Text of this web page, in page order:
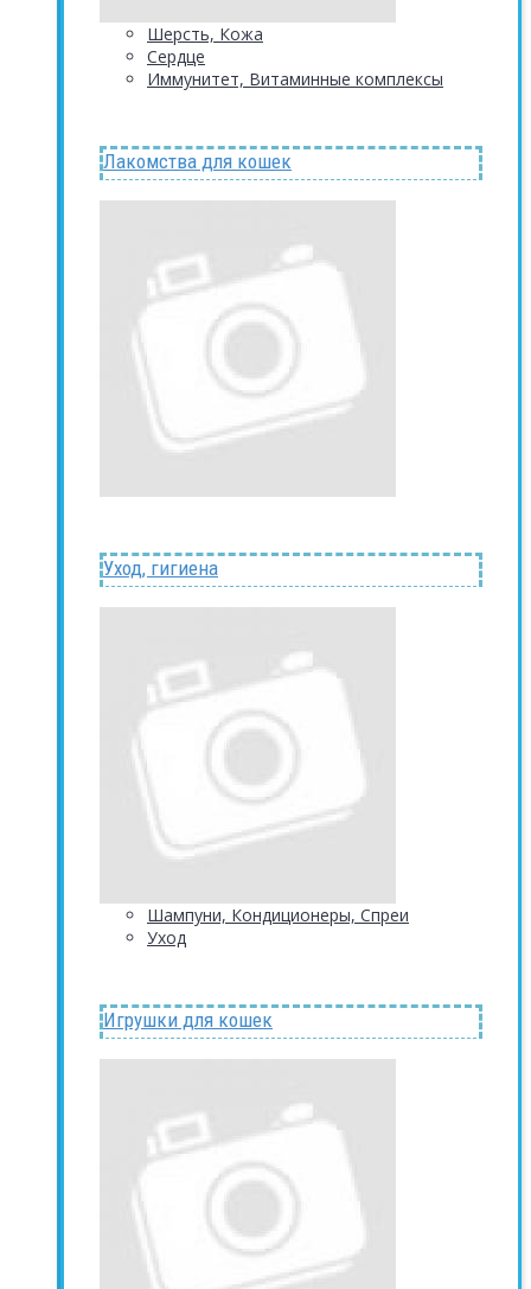
Шерсть, Кожа
Сердце
Иммунитет, Витаминные комплексы
Лакомства для кошек
Уход, гигиена
Шампуни, Кондиционеры, Спреи
Уход
Игрушки для кошек